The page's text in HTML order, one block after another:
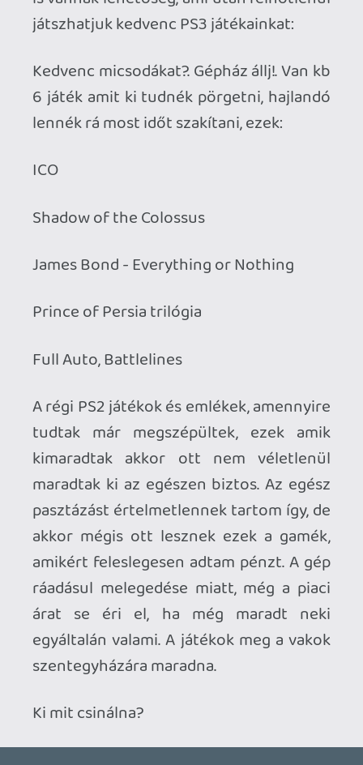
Ki mit csinálna?
Ahhoz, hogy te is hozzászólj, be kell
Doberman 2020.12.13 19:29:27 #1vev1
Nah igen, főleg annak tükrében, hogy
azóta sikerült majdnem végig vinni a
James Bondot. Az utolsó két pálya volt
hátra, amikor kivágta túlmelegedéssel a
elindítani. Igazából végig vittnek tekintem.
Illetve a PoP-ból az első részt is letudtam.
az ablakot én beöltözök és hátha nem